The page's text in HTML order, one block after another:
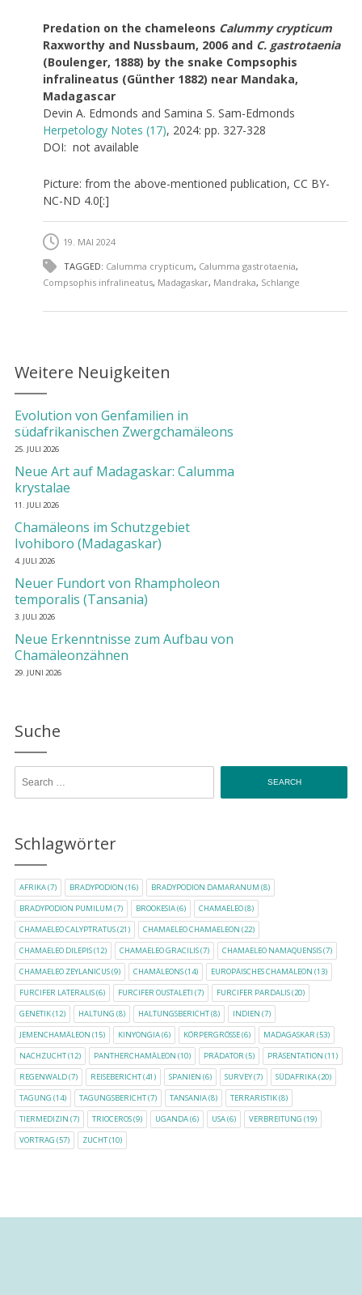
Predation on the chameleons Calummy crypticum
Raxworthy and Nussbaum, 2006 and C. gastrotaenia
(Boulenger, 1888) by the snake Compsophis
infralineatus (Günther 1882) near Mandaka,
Madagascar
Devin A. Edmonds and Samina S. Sam-Edmonds
Herpetology Notes (17), 2024: pp. 327-328
DOI: not available
Picture: from the above-mentioned publication, CC BY-
NC-ND 4.0[:]
19. MAI 2024
TAGGED: Calumma crypticum, Calumma gastrotaenia,
Compsophis infralineatus, Madagaskar, Mandraka, Schlange
Weitere Neuigkeiten
Evolution von Genfamilien in
südafrikanischen Zwergchamäleons
25. JULI 2026
Neue Art auf Madagaskar: Calumma
krystalae
11. JULI 2026
Chamäleons im Schutzgebiet
Ivohiboro (Madagaskar)
4. JULI 2026
Neuer Fundort von Rhampholeon
temporalis (Tansania)
3. JULI 2026
Neue Erkenntnisse zum Aufbau von
Chamäleonzähnen
29. JUNI 2026
Suche
Schlagwörter
AFRIKA(7) BRADYPODION (16) BRADYPODION DAMARANUM (8)
BRADYPODION PUMILUM (7) BROOKESIA(6) CHAMAELEO(8)
CHAMAELEO CALYPTRATUS(21) CHAMAELEO CHAMAELEON (22)
CHAMAELEO DILEPIS(12) CHAMAELEO GRACILIS(7) CHAMAELEO NAMAQUENSIS(7)
CHAMAELEO ZEYLANICUS(9) CHAMÄLEONS(14) EUROPÄISCHES CHAMÄLEON (13)
FURCIFER LATERALIS(6) FURCIFER OUSTALETI (7) FURCIFER PARDALIS(20)
GENETIK(12) HALTUNG (8) HALTUNGSBERICHT(8) INDIEN (7)
JEMENCHAMÄLEON (15) KINYONGIA(6) KÖRPERGRÖSSE (6) MADAGASKAR(53)
NACHZUCHT(12) PANTHERCHAMÄLEON (10) PRÄDATOR(5) PRÄSENTATION (11)
REGENWALD(7) REISEBERICHT(41) SPANIEN (6) SURVEY(7) SÜDAFRIKA(20)
TAGUNG (14) TAGUNGSBERICHT(7) TANSANIA(8) TERRARISTIK(8)
TIERMEDIZIN (7) TRIOCEROS(9) UGANDA(6) USA(6) VERBREITUNG (19)
VORTRAG (57) ZUCHT(10)